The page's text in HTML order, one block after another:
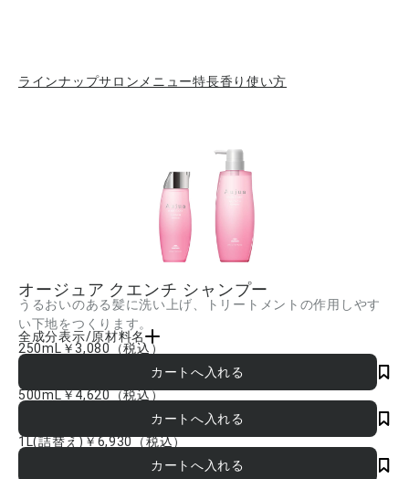
ラインナップサロンメニュー特長香り 使い方
オージュア クエンチ シャンプー
うるおいのある髪に洗い上げ、トリートメントの作用しやす
い下地をつくります。
全成分表示/原材料名
水、ラウレス硫酸Na、DPG、イソステアラミドプロピルベタイン、オレフィン(C14-
16)スルホン酸Na、ラウレス-6酢酸Na、コカミドプロピルベタイン、コカミドメチル
MEA、ジステアリン酸グリコール、塩化Na、イソノナン酸イソトリデシル、PEG-
20、トレハロース、イソステアリン酸イソステアリル、スクワラン、ユキノシタエキ
ス、チューベロース多糖体、ココイルアルギニンエチルPCA、ポリクオタニウム-10、
ポリクオタニウム-52、PCAイソステアリン酸PEG-40水添ヒマシ油、ココイルイセチ
オン酸Na、ラウロイルアスパラギン酸Na、ラウレス-16、グリチルリチン酸2K、サク
シニルグリチルレチン酸2Na、リンゴ酸、BG、グリセリン、エタノール、水酸化Na、
メチルクロロイソチアゾリノン、メチルイソチアゾリノン、香料 ■成分内容は商品の
250mL ￥3,080 （税込）
500mL￥4,620（税込）
1L(詰替え)￥6,930（税込）